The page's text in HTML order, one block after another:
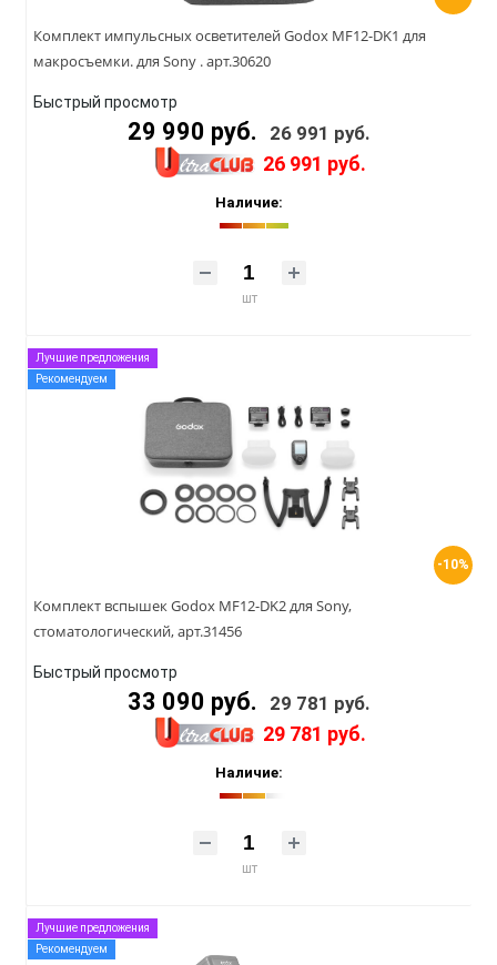
Комплект импульсных осветителей Godox MF12-DK1 для
макросъемки. для Sony . арт.30620
Быстрый просмотр
29 990 руб. 26 991 руб.
26 991 руб.
Наличие:
шт
-10%
Лучшие предложения
Рекомендуем
Комплект вспышек Godox MF12-DK2 для Sony,
стоматологический, арт.31456
Быстрый просмотр
33 090 руб. 29 781 руб.
29 781 руб.
Наличие:
шт
Лучшие предложения
Рекомендуем